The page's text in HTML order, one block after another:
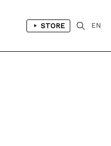
STORE EN